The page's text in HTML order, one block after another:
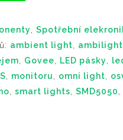
.
0
0
K
,Spotřební
ambient light ambilight
Govee LED pásky
monitoru omni light
,smart lights ,SMD5050